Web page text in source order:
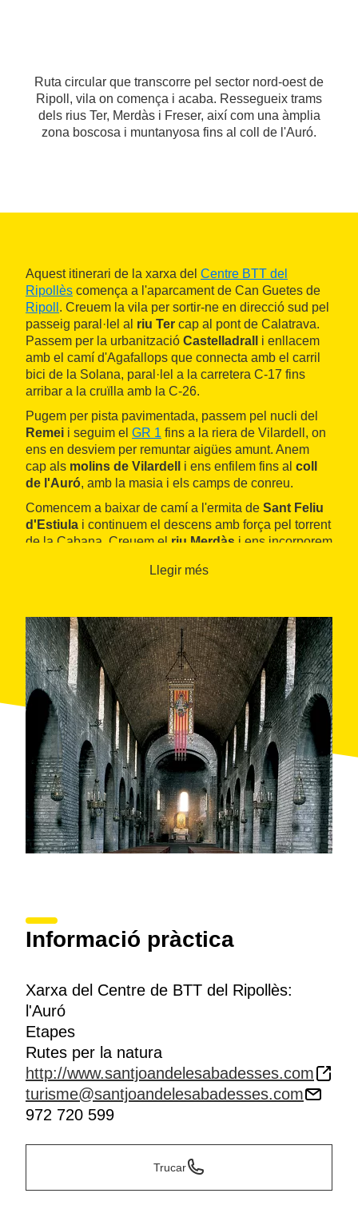
Ruta circular que transcorre pel sector nord-oest de
Ripoll, vila on comença i acaba. Ressegueix trams
dels rius Ter, Merdàs i Freser, així com una àmplia
zona boscosa i muntanyosa fins al coll de l'Auró.
Aquest itinerari de la xarxa del Centre BTT del
Ripollès comença a l'aparcament de Can Guetes de
Ripoll . Creuem la vila per sortir-ne en direcció sud pel
passeig paral·lel al riu Ter cap al pont de Calatrava.
Passem per la urbanització Castelladrall
i enllacem
amb el camí d'Agafallops que connecta amb el carril
bici de la Solana, paral·lel a la carretera C-17 fins
arribar a la cruïlla amb la C-26.
Pugem per pista pavimentada, passem pel nucli del
Remei i seguim el GR 1 fins a la riera de Vilardell, on
ens en desviem per remuntar aigües amunt. Anem
cap als molins de Vilardell i ens enfilem fins al coll
de l'Auró, amb la masia i els camps de conreu.
Comencem a baixar de camí a l'ermita de Sant Feliu
d'Estiula i continuem el descens amb força pel torrent
de la Cabana. Creuem el riu Merdàs i ens incorporem
fins als afores d'aquesta població. Al barri de la Creu
Tòtil i la vall delFreser. Seguint-lo arribem a Ripoll i
al punt de partida.
Llegir més
Informació pràctica
Xarxa del Centre de BTT del Ripollès:
l'Auró
Etapes
Rutes per la natura
http://www.santjoandelesabadesses.com
turisme@santjoandelesabadesses.com
972 720 599
Trucar